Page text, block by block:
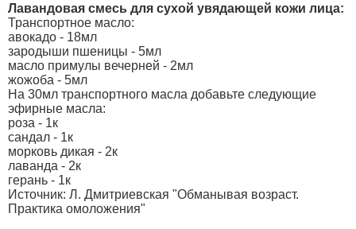
Лавандовая смесь для сухой увядающей кожи лица:
Транспортное масло:
авокадо - 18мл
зародыши пшеницы - 5мл
масло примулы вечерней - 2мл
жожоба - 5мл
На 30мл транспортного масла добавьте следующие
эфирные масла:
роза - 1к
сандал - 1к
морковь дикая - 2к
лаванда - 2к
герань - 1к
Источник: Л. Дмитриевская "Обманывая возраст.
Практика омоложения"